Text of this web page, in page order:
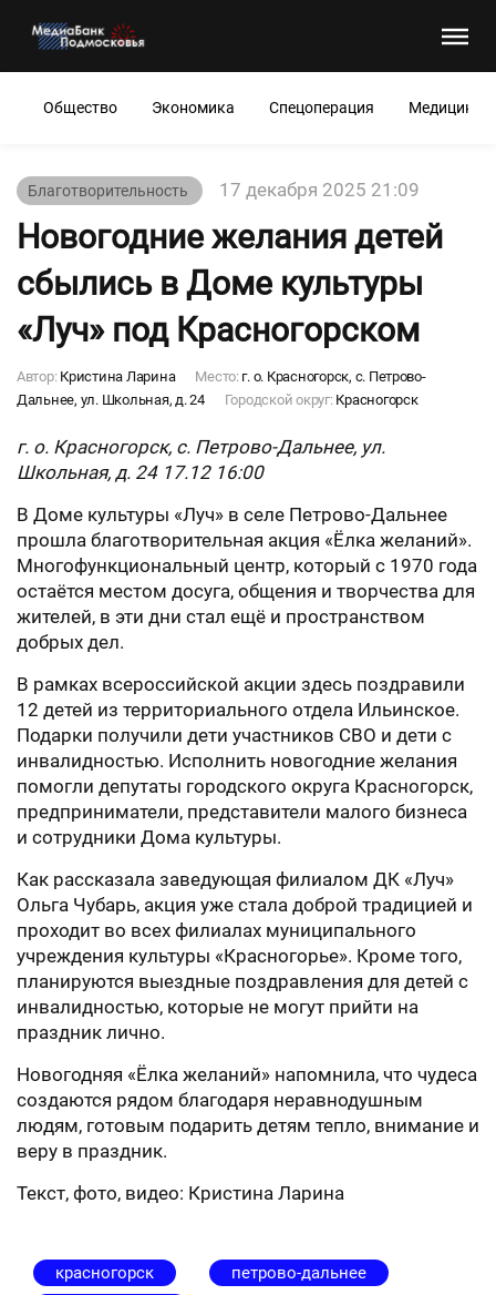
Общество Экономика Спецоперация Медицина
Благотворительность 17 декабря 2025 21:09
Новогодние желания детей
сбылись в Доме культуры
«Луч» под Красногорском
Автор: Кристина Ларина Место: г. о. Красногорск, с. Петрово-
Дальнее, ул. Школьная, д. 24
Городской округ: Красногорск
г. о. Красногорск, с. Петрово-Дальнее, ул.
Школьная, д. 24 17.12 16:00
В Доме культуры «Луч» в селе Петрово-Дальнее
прошла благотворительная акция «Ёлка желаний».
Многофункциональный центр, который с 1970 года
остаётся местом досуга, общения и творчества для
жителей, в эти дни стал ещё и пространством
добрых дел.
В рамках всероссийской акции здесь поздравили
12 детей из территориального отдела Ильинское.
Подарки получили дети участников СВО и дети с
инвалидностью. Исполнить новогодние желания
помогли депутаты городского округа Красногорск,
предприниматели, представители малого бизнеса
и сотрудники Дома культуры.
Как рассказала заведующая филиалом ДК «Луч»
Ольга Чубарь, акция уже стала доброй традицией и
проходит во всех филиалах муниципального
учреждения культуры «Красногорье». Кроме того,
планируются выездные поздравления для детей с
инвалидностью, которые не могут прийти на
праздник лично.
Новогодняя «Ёлка желаний» напомнила, что чудеса
создаются рядом благодаря неравнодушным
людям, готовым подарить детям тепло, внимание и
веру в праздник.
Текст, фото, видео: Кристина Ларина
красногорск
петрово-дальнее